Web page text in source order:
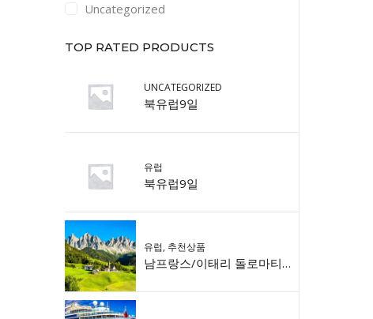
Uncategorized
TOP RATED PRODUCTS
UNCATEGORIZED
북유럽9일
유럽
북유럽9일
유럽, 추천상품
남프랑스/이태리 돌로마티 9일